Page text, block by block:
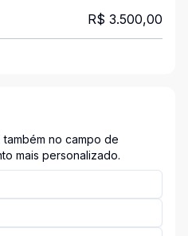
R$ 3.500,00
também no campo de
mais personalizado.